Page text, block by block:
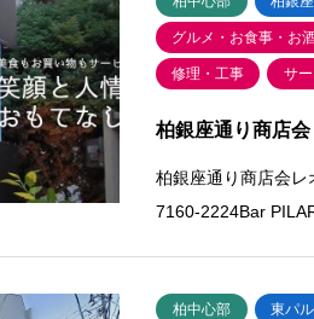
グルメ・お食事・お
修理・工事 サ
柏銀座通り商店
柏銀座通り商店会
7160-2224Bar
柏中心部 東パ